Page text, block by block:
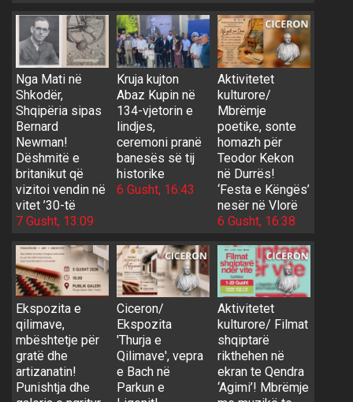
Nga Mati në
Shkodër,
Shqipëria sipas
Bernard
Newman!
Dëshmitë e
britanikut që
vizitoi vendin në
vitet ’30-të
7 Gusht, 13:09
Kruja kujton
Abaz Kupin në
134-vjetorin e
lindjes,
ceremoni pranë
banesës së tij
historike
6 Gusht, 16:43
Aktivitetet
kulturore/
Mbrëmje
poetike, sonte
homazh për
Teodor Kekon
në Durrës!
‘Festa e Këngës’
nesër në Vlorë
6 Gusht, 16:38
Ekspozita e
qilimave,
mbështetje për
gratë dhe
artizanatin!
Punishtja dhe
Ciceron/
Ekspozita
'Thurja e
Qilimave', vepra
e Bach në
Parkun e
Aktivitetet
kulturore/ Filmat
shqiptarë
rikthehen në
ekran te Qendra
‘Agimi’! Mbrëmje